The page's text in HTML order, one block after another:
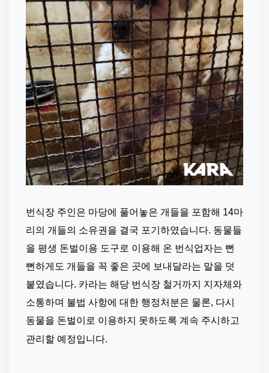
번식장 주인은 마당에 풀어놓은 개들을 포함해 14마
리의 개들의 소유권을 결국 포기하였습니다. 동물들
을 평생 돈벌이용 도구로 이용해 온 번식업자는 뻔
뻔하게도 개들을 꼭 좋은 곳에 보내달라는 말을 덧
붙였습니다. 카라는 해당 번식장 철거까지 지자체와
소통하며 불법 사항에 대한 행정처분은 물론, 다시
동물을 돈벌이로 이용하지 못하도록 계속 주시하고
관리할 예정입니다.